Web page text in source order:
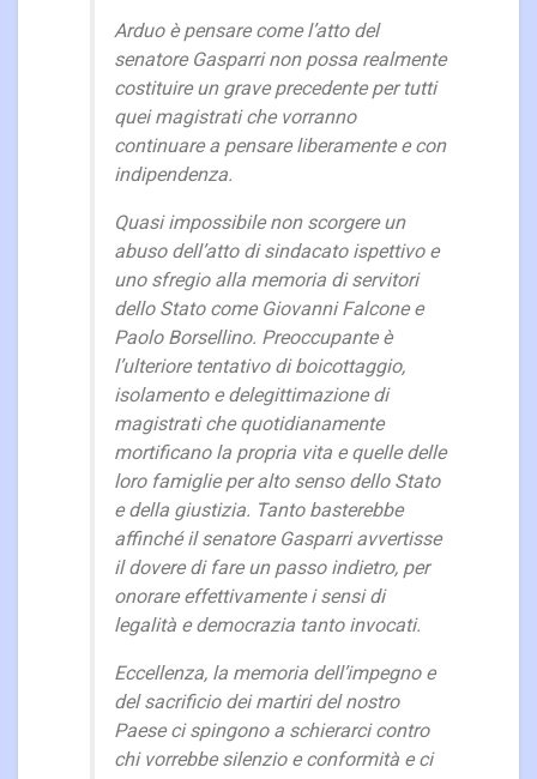
Arduo è pensare come l’atto del
senatore Gasparri non possa realmente
costituire un grave precedente per tutti
quei magistrati che vorranno
continuare a pensare liberamente e con
indipendenza.
Quasi impossibile non scorgere un
abuso dell’atto di sindacato ispettivo e
uno sfregio alla memoria di servitori
dello Stato come Giovanni Falcone e
Paolo Borsellino. Preoccupante è
l’ulteriore tentativo di boicottaggio,
isolamento e delegittimazione di
magistrati che quotidianamente
mortificano la propria vita e quelle delle
loro famiglie per alto senso dello Stato
e della giustizia. Tanto basterebbe
affinché il senatore Gasparri avvertisse
il dovere di fare un passo indietro, per
onorare effettivamente i sensi di
legalità e democrazia tanto invocati.
Eccellenza, la memoria dell’impegno e
del sacrificio dei martiri del nostro
Paese ci spingono a schierarci contro
chi vorrebbe silenzio e conformità e ci